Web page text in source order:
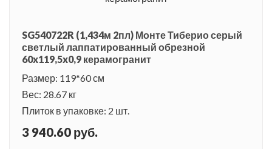
SG540722R (1,434м 2пл) Монте Тиберио серый
светлый лаппатированный обрезной
60x119,5x0,9 керамогранит
Размер: 119*60 см
Вес: 28.67 кг
Плиток в упаковке: 2 шт.
3 940.60 руб.